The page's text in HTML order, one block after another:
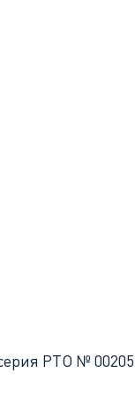
РТО №